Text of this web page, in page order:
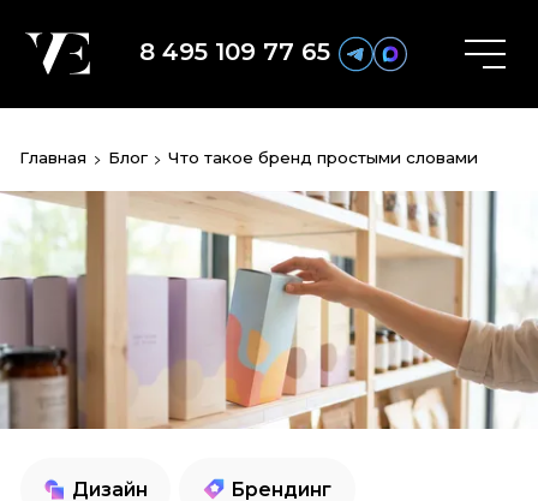
8 495 109 77 65
Главная Блог Что такое бренд простыми словами
Дизайн Брендинг